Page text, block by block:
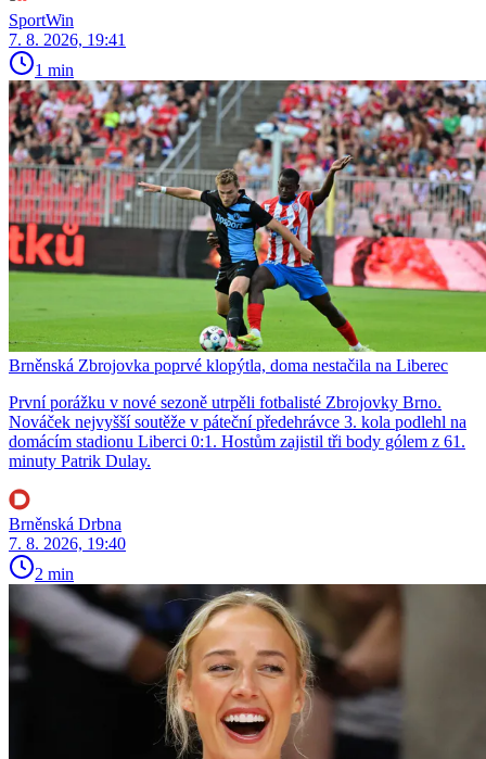
SportWin
7. 8. 2026, 19:41
1 min
Brněnská Zbrojovka poprvé klopýtla, doma nestačila na Liberec
První porážku v nové sezoně utrpěli fotbalisté Zbrojovky Brno.
Nováček nejvyšší soutěže v páteční předehrávce 3. kola podlehl na
domácím stadionu Liberci 0:1. Hostům zajistil tři body gólem z 61.
minuty Patrik Dulay.
Brněnská Drbna
7. 8. 2026, 19:40
2 min